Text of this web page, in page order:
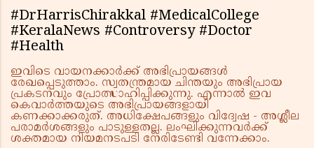
#DrHarrisChirakkal #MedicalCollege
#KeralaNews #Controversy #Doctor
#Health
ഇവിടെ വായനക്കാർക്ക് അഭിപ്രായങ്ങൾ
രേഖപ്പെടുത്താം. സ്വതന്ത്രമായ ചിന്തയും അഭിപ്രായ
പ്രകടനവും പ്രോത്സാഹിപ്പിക്കുന്നു. എന്നാൽ ഇവ
കെവാർത്തയുടെ അഭിപ്രായങ്ങളായി
കണക്കാക്കരുത്. അധിക്ഷേപങ്ങളും വിദ്വേഷ - അശ്ലീല
പരാമർശങ്ങളും പാടുള്ളതല്ല. ലംഘിക്കുന്നവർക്ക്
ശക്തമായ നിയമനടപടി നേരിടേണ്ടി വന്നേക്കാം.